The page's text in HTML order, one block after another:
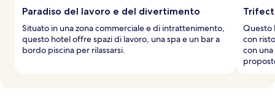
Paradiso del lavoro e del divertimento
Situato in una zona commerciale e di intrattenimento,
questo hotel offre spazi di lavoro, una spa e un bar a
bordo piscina per rilassarsi.
Questo
con
con